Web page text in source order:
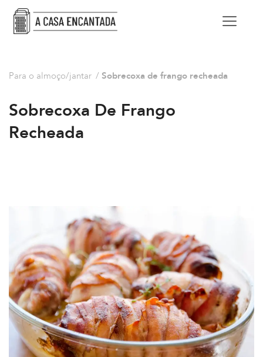
Para o almoço/jantar / Sobrecoxa de frango recheada
Sobrecoxa De Frango
Recheada